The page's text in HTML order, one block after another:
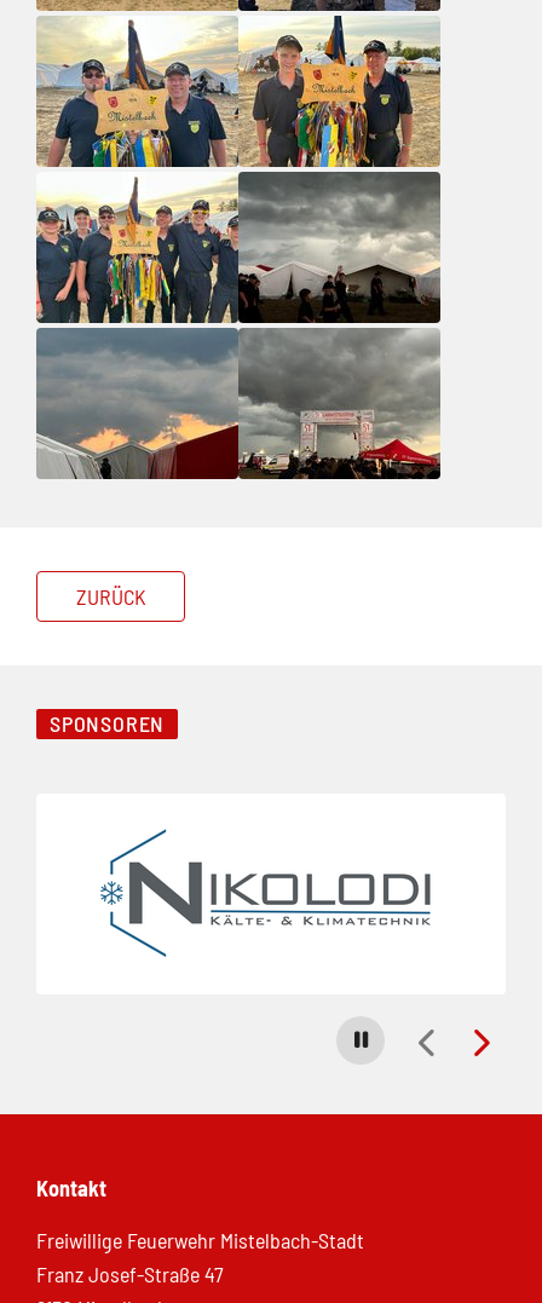
ZURÜCK
SPONSOREN
Carousel stoppen
Kontakt
Freiwillige Feuerwehr Mistelbach-Stadt
Franz Josef-Straße 47